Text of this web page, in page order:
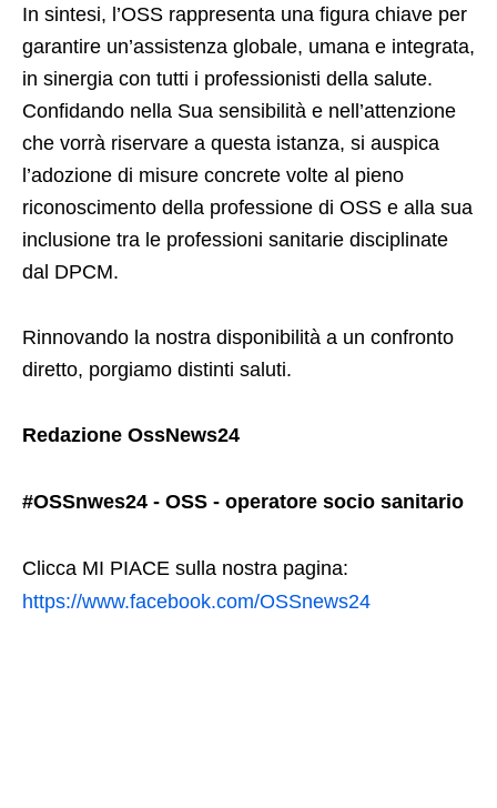
In sintesi, l’OSS rappresenta una figura chiave per
garantire un’assistenza globale, umana e integrata,
in sinergia con tutti i professionisti della salute.
Confidando nella Sua sensibilità e nell’attenzione
che vorrà riservare a questa istanza, si auspica
l’adozione di misure concrete volte al pieno
riconoscimento della professione di OSS e alla sua
inclusione tra le professioni sanitarie disciplinate
dal DPCM.
Rinnovando la nostra disponibilità a un confronto
diretto, porgiamo distinti saluti.
Redazione OssNews24
#OSSnwes24 - OSS - operatore socio sanitario
Clicca MI PIACE sulla nostra pagina:
https://www.facebook.com/OSSnews24